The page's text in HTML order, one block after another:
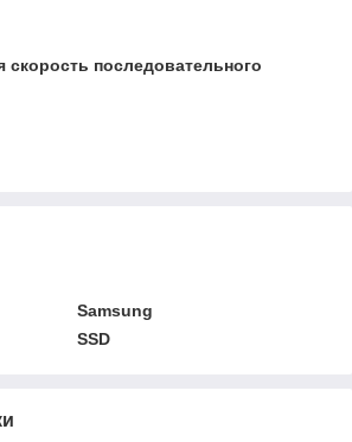
скорость последовательного
Samsung
SSD